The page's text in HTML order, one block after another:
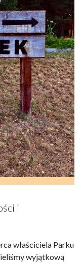
i
właściciela Parku
wyjątkową